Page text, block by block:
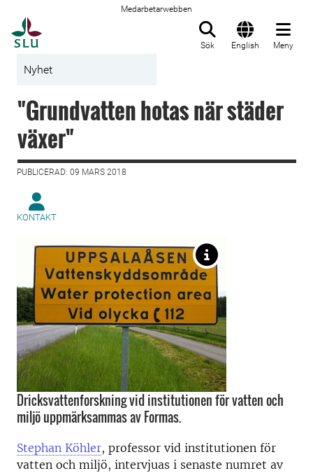
Medarbetarwebben
Sök English Meny
Nyhet
"Grundvatten hotas när städer
växer"
PUBLICERAD: 09 MARS 2018
KONTAKT
Dricksvattenforskning vid institutionen för vatten och
miljö uppmärksammas av Formas.
Stephan Köhler, professor vid institutionen för
vatten och miljö, intervjuas i senaste numret av